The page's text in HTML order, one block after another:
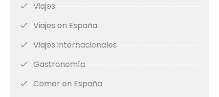
Viajes
Viajes en España
Viajes internacionales
Gastronomía
Comer en España